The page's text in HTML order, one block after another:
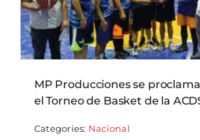
MP Producciones se
el Torneo de Basket de la
Categories: Nacional